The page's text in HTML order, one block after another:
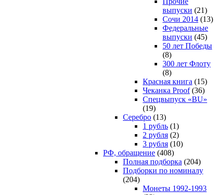
выпуски (21)
Сочи 2014 (13)
Федеральные
выпуски (45)
50 лет Победы
(8)
300 лет Флоту
(8)
Красная книга (15)
Чеканка Proof(36)
Спецвыпуск «BU»
(19)
Серебро (13)
1 рубль (1)
2 рубля (2)
3 рубля (10)
РФ, обращение (408)
Полная подборка (204)
Подборки по номиналу
(204)
Монеты 1992-1993